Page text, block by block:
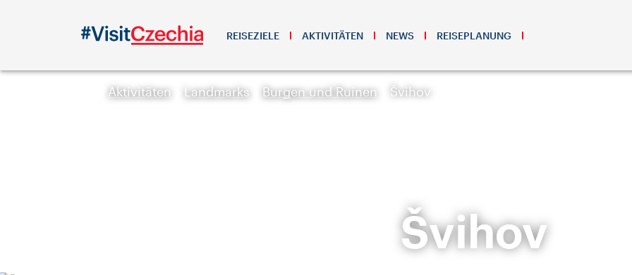
REISEZIELE AKTIVITÄTEN NEWS REISEPLANUNG
Aktivitäten Landmarks Burgen und Ruinen Švihov
Švihov